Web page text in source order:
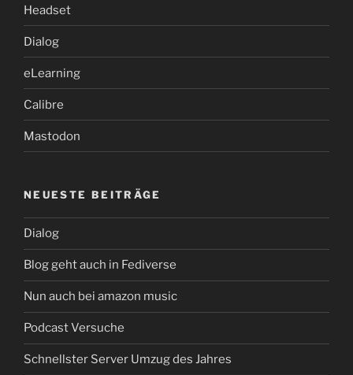
Headset
Dialog
eLearning
Calibre
Mastodon
NEUESTE BEITRÄGE
Dialog
Blog geht auch in Fediverse
Nun auch bei amazon music
Podcast Versuche
Schnellster Server Umzug des Jahres